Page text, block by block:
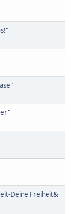
Deine Freiheit&